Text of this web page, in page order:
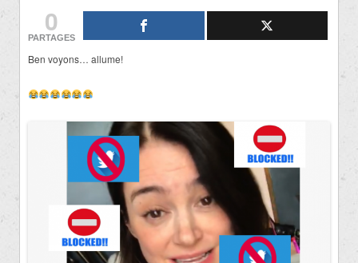
0
PARTAGES
Ben voyons… allume!